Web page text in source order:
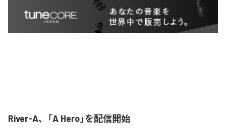
River-A、「A Hero」を配信開始